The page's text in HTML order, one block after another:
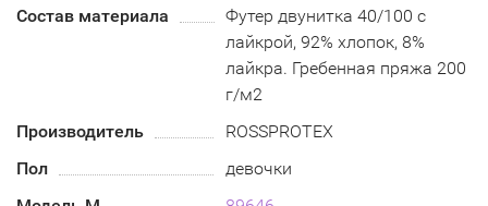
Состав материала
Футер двунитка 40/100 с
лайкрой, 92% хлопок, 8%
лайкра. Гребенная пряжа 200
г/м2
Производитель
ROSSPROTEX
Пол
девочки